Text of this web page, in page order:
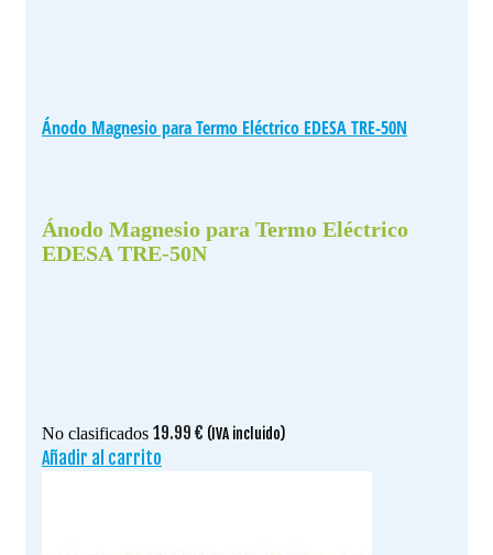
Ánodo Magnesio para Termo Eléctrico EDESA TRE-50N
Ánodo Magnesio para Termo Eléctrico
EDESA TRE-50N
No clasificados 19.99 € (IVA incluido)
Añadir al carrito